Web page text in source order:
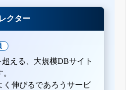
クター
超える、大規模DBサイト
く伸びるであろうサービ